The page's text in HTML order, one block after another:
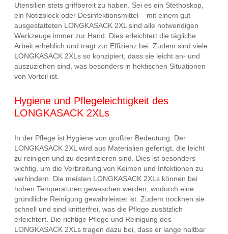
Utensilien stets griffbereit zu haben. Sei es ein Stethoskop,
ein Notizblock oder Desinfektionsmittel – mit einem gut
ausgestatteten LONGKASACK 2XL sind alle notwendigen
Werkzeuge immer zur Hand. Dies erleichtert die tägliche
Arbeit erheblich und trägt zur Effizienz bei. Zudem sind viele
LONGKASACK 2XLs so konzipiert, dass sie leicht an- und
auszuziehen sind, was besonders in hektischen Situationen
von Vorteil ist.
Hygiene und Pflegeleichtigkeit des
LONGKASACK 2XLs
In der Pflege ist Hygiene von größter Bedeutung. Der
LONGKASACK 2XL wird aus Materialien gefertigt, die leicht
zu reinigen und zu desinfizieren sind. Dies ist besonders
wichtig, um die Verbreitung von Keimen und Infektionen zu
verhindern. Die meisten LONGKASACK 2XLs können bei
hohen Temperaturen gewaschen werden, wodurch eine
gründliche Reinigung gewährleistet ist. Zudem trocknen sie
schnell und sind knitterfrei, was die Pflege zusätzlich
erleichtert. Die richtige Pflege und Reinigung des
LONGKASACK 2XLs tragen dazu bei, dass er lange haltbar